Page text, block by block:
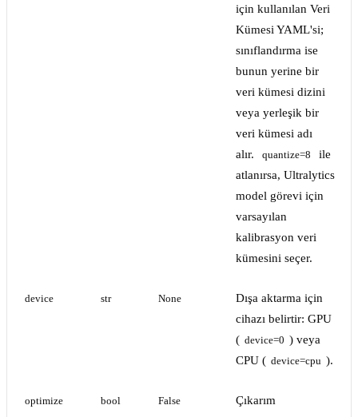
için kullanılan Veri
Kümesi YAML'si;
sınıflandırma ise
bunun yerine bir
veri kümesi dizini
veya yerleşik bir
veri kümesi adı
alır.
quantize=8
ile
atlanırsa, Ultralytics
model görevi için
varsayılan
kalibrasyon veri
kümesini seçer.
device str None
Dışa aktarma için
cihazı belirtir: GPU
( device=0 ) veya
CPU ( device=cpu ).
optimize bool False
Çıkarım